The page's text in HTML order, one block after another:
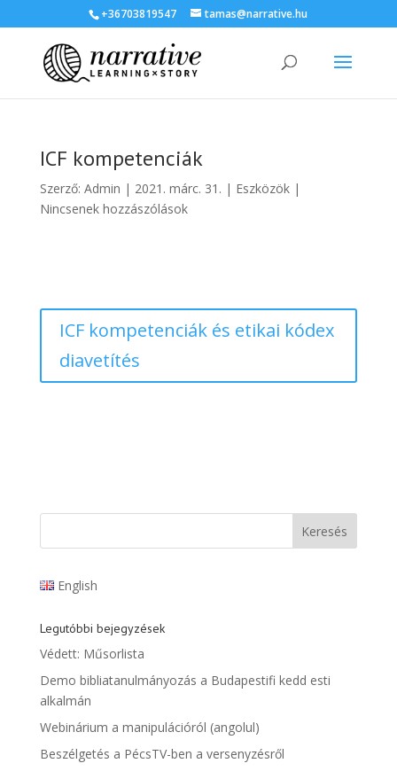
+36703819547 tamas@narrative.hu
ICF kompetenciák
Szerző: Admin | 2021. márc. 31. | Eszközök|
Nincsenek hozzászólások
ICF kompetenciák és etikai kódex
diavetítés
English
Legutóbbi bejegyzések
Védett: Műsorlista
Demo bibliatanulmányozás a Budapestifi kedd esti
alkalmán
Webinárium a manipulációról (angolul)
Beszélgetés a PécsTV-ben a versenyzésről